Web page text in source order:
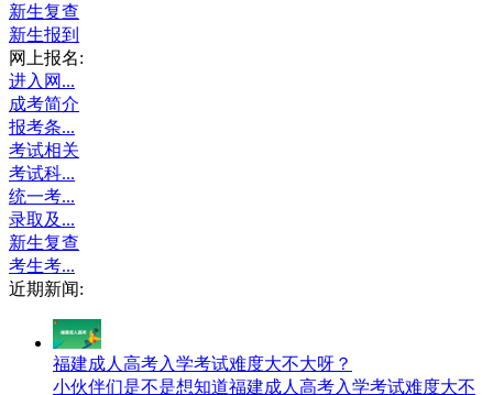
新生复查
新生报到
网上报名:
进入网...
成考简介
报考条...
考试相关
考试科...
统一考...
录取及...
新生复查
考生考...
近期新闻:
福建成人高考入学考试难度大不大呀？
小伙伴们是不是想知道福建成人高考入学考试难度大不